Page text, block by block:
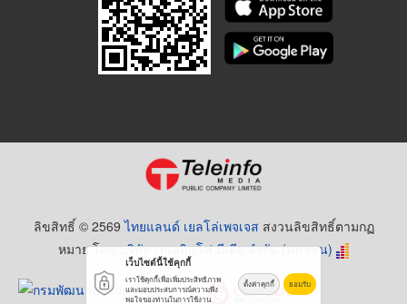
ลิขสิทธิ์ © 2569ไทยแลนด์ เยลโล่เพจเจส สงวนลิขสิทธิ์ตามกฏ
หมาย โดยบริษัท เทเลอินโฟ มีเดีย จำกัด (มหาชน)
เว็บไซต์นี้ใช้คุกกี้
เราใช้คุกกี้เพื่อเพิ่มประสิทธิภาพ
และมอบประสบการณ์ความพึง
พอใจของท่านในการใช้งาน
ตั้งค่าคุกกี้ ยอมรับ